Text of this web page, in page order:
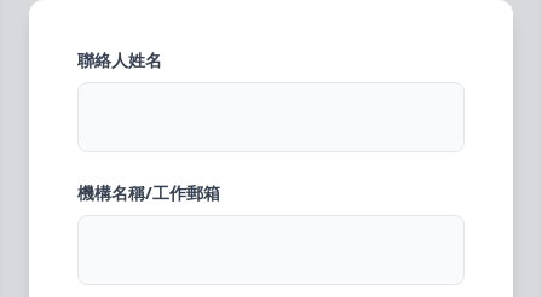
聯絡人姓名
機構名稱/工作郵箱